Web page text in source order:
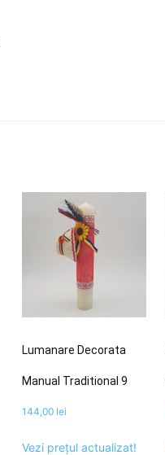
Lumanare Decorata
Manual Traditional 9
144,00 lei
Vezi prețul actualizat!